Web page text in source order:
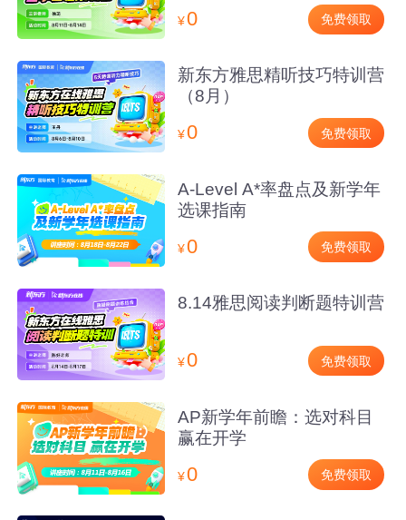
¥0 免费领取
新东方雅思精听技巧特训营
（8月）
¥0 免费领取
A-Level A*率盘点及新学年
选课指南
¥0 免费领取
8.14雅思阅读判断题特训营
¥0 免费领取
AP新学年前瞻：选对科目
赢在开学
¥0 免费领取